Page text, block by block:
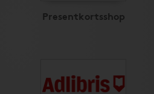
Presentkortsshop